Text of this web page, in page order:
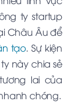
ty startup
Châu Âu để
tạo. Sự kiện
này chia sẻ
lai của
chóng.